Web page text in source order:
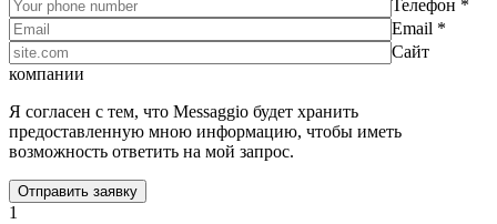
Телефон *
Email *
Сайт
компании
Я согласен с тем, что Messaggio будет хранить
предоставленную мною информацию, чтобы иметь
возможность ответить на мой запрос.
1